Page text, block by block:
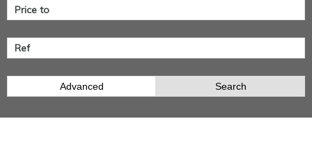
Advanced Search